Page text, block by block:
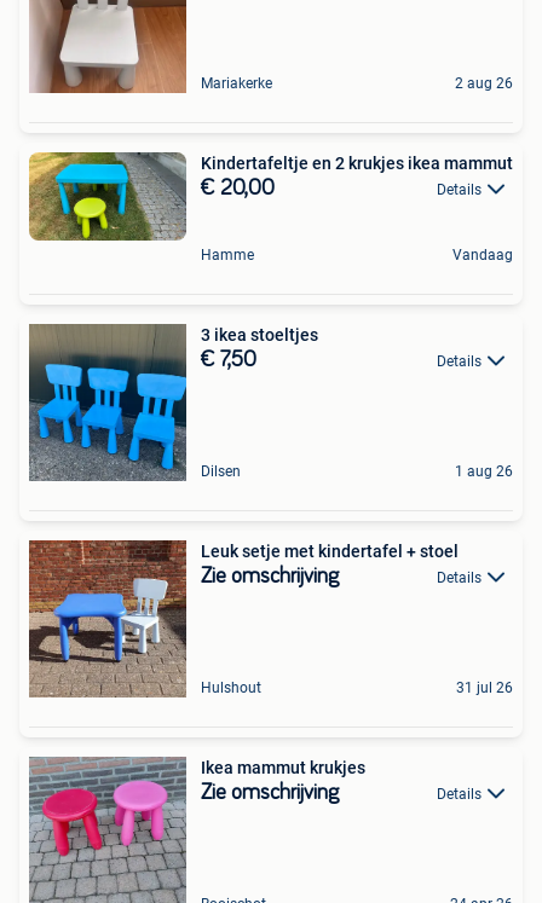
Mariakerke 2 aug 26
Kindertafeltje en 2 krukjes ikea mammut
€ 20,00 Details
Hamme Vandaag
3 ikea stoeltjes
€ 7,50 Details
Dilsen 1 aug 26
Leuk setje met kindertafel + stoel
Zie omschrijving Details
Hulshout 31 jul 26
Ikea mammut krukjes
Zie omschrijving Details